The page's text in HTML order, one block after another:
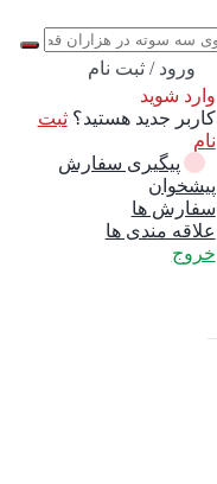
ورود / ثبت نام
وارد شوید
کاربر جدید هستید؟ثبت
نام
پیشخوان
سفارش ها
علاقه مندی ها
پیگیری سفارش
خروج